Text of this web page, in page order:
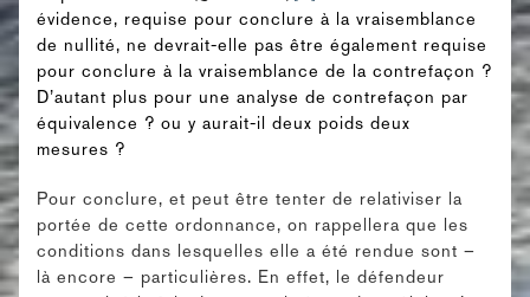
évidence, requise pour conclure à la vraisemblance
de nullité, ne devrait-elle pas être également requise
pour conclure à la vraisemblance de la contrefaçon ?
D’autant plus pour une analyse de contrefaçon par
équivalence ? ou y aurait-il deux poids deux
mesures ?
Pour conclure, et peut être tenter de relativiser la
portée de cette ordonnance, on rappellera que les
conditions dans lesquelles elle a été rendue sont –
là encore – particulières. En effet, le défendeur